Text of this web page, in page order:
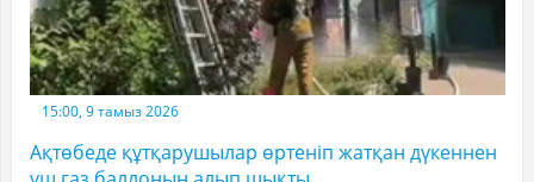
15:00, 9 тамыз 2026
Ақтөбеде құтқарушылар өртеніп жатқан дүкеннен